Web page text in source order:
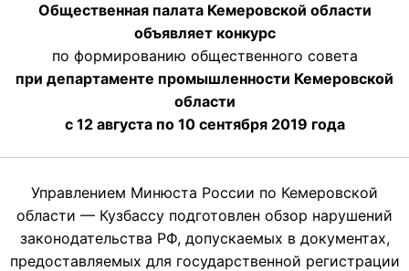
Общественная палата Кемеровской области
объявляет конкурс
по формированию общественного совета
при департаменте промышленности Кемеровской
области
с 12 августа по 10 сентября 2019 года
Управлением Минюста России по Кемеровской
области — Кузбассу подготовлен обзор нарушений
законодательства РФ, допускаемых в документах,
предоставляемых для государственной регистрации